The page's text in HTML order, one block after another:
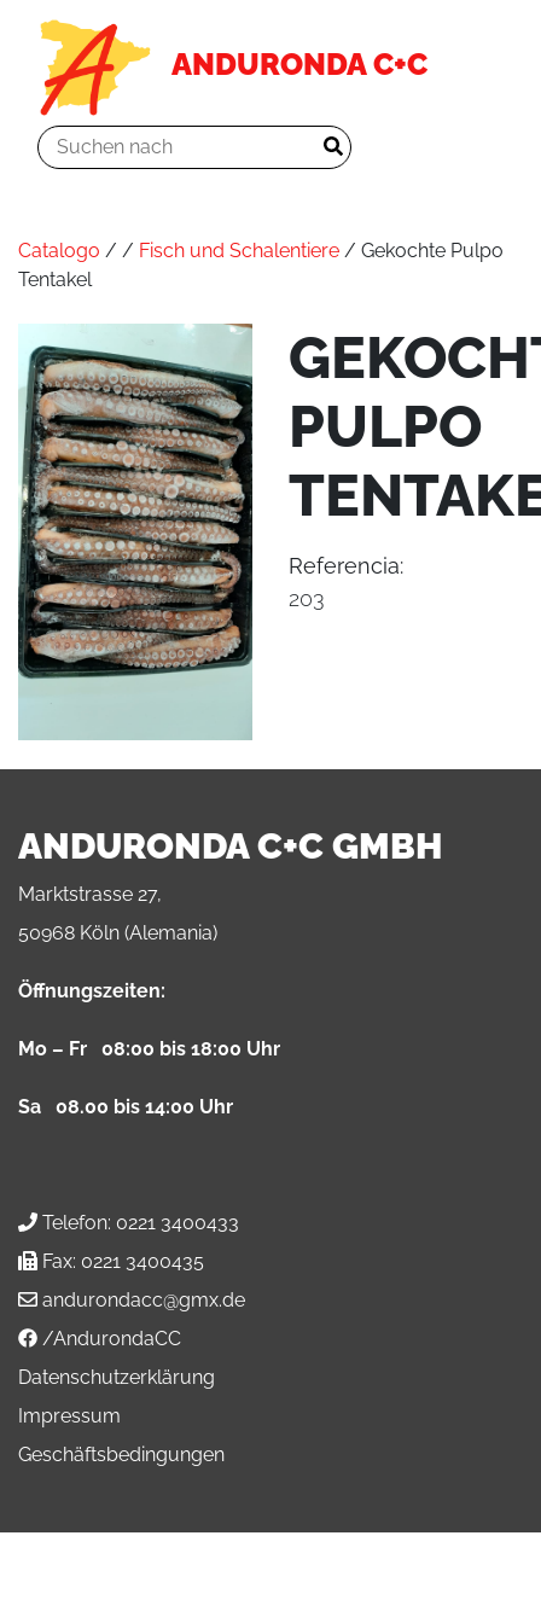
ANDURONDA C+C
Catalogo / / Fisch und Schalentiere / Gekochte Pulpo
Tentakel
PULPO
Referencia:
203
ANDURONDA C+C GMBH
Marktstrasse 27,
50968 Köln (Alemania)
Öffnungszeiten:
Mo – Fr 08:00 bis 18:00 Uhr
Sa 08.00 bis 14:00 Uhr
Telefon: 0221 3400433
Fax: 0221 3400435
andurondacc@gmx.de
/AndurondaCC
Datenschutzerklärung
Impressum
Geschäftsbedingungen